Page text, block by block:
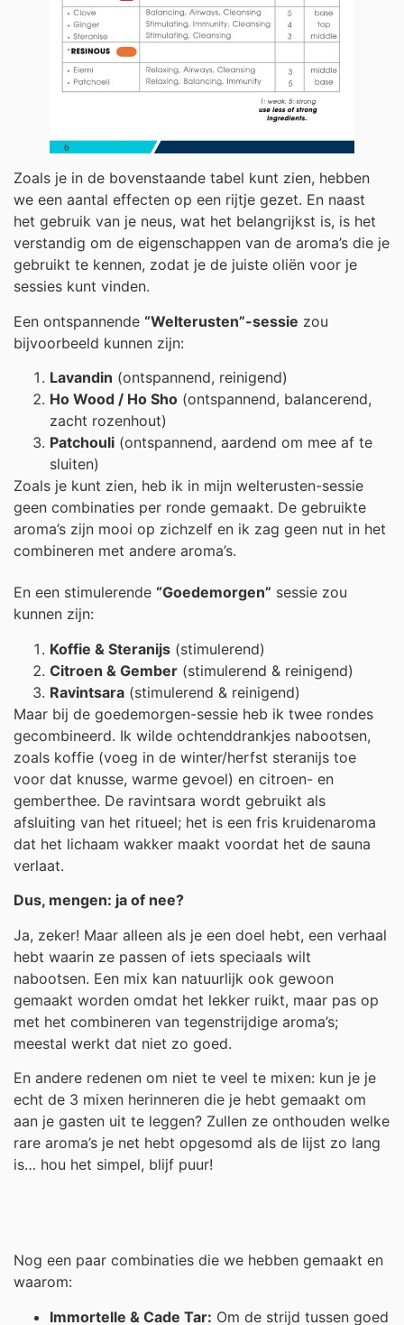
Zoals je in de bovenstaande tabel kunt zien, hebben
we een aantal effecten op een rijtje gezet. En naast
het gebruik van je neus, wat het belangrijkst is, is het
verstandig om de eigenschappen van de aroma’s die je
gebruikt te kennen, zodat je de juiste oliën voor je
sessies kunt vinden.
Een ontspannende “Welterusten”-sessie zou
bijvoorbeeld kunnen zijn:
Lavandin (ontspannend, reinigend)
Ho Wood / Ho Sho (ontspannend, balancerend,
zacht rozenhout)
Patchouli (ontspannend, aardend om mee af te
sluiten)
Zoals je kunt zien, heb ik in mijn welterusten-sessie
geen combinaties per ronde gemaakt. De gebruikte
aroma’s zijn mooi op zichzelf en ik zag geen nut in het
combineren met andere aroma’s.
En een stimulerende “Goedemorgen” sessie zou
kunnen zijn:
Koffie & Steranijs (stimulerend)
Citroen & Gember (stimulerend & reinigend)
Ravintsara (stimulerend & reinigend)
Maar bij de goedemorgen-sessie heb ik twee rondes
gecombineerd. Ik wilde ochtenddrankjes nabootsen,
zoals koffie (voeg in de winter/herfst steranijs toe
voor dat knusse, warme gevoel) en citroen- en
gemberthee. De ravintsara wordt gebruikt als
afsluiting van het ritueel; het is een fris kruidenaroma
dat het lichaam wakker maakt voordat het de sauna
verlaat.
Dus, mengen: ja of nee?
Ja, zeker! Maar alleen als je een doel hebt, een verhaal
hebt waarin ze passen of iets speciaals wilt
nabootsen. Een mix kan natuurlijk ook gewoon
gemaakt worden omdat het lekker ruikt, maar pas op
met het combineren van tegenstrijdige aroma’s;
meestal werkt dat niet zo goed.
En andere redenen om niet te veel te mixen: kun je je
echt de 3 mixen herinneren die je hebt gemaakt om
aan je gasten uit te leggen? Zullen ze onthouden welke
rare aroma’s je net hebt opgesomd als de lijst zo lang
is… hou het simpel, blijf puur!
Nog een paar combinaties die we hebben gemaakt en
waarom:
Immortelle & Cade Tar: Om de strijd tussen goed